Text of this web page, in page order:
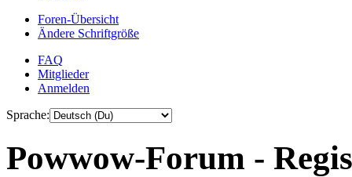
Foren-Übersicht
Ändere Schriftgröße
FAQ
Mitglieder
Anmelden
Sprache:
Powwow-Forum -